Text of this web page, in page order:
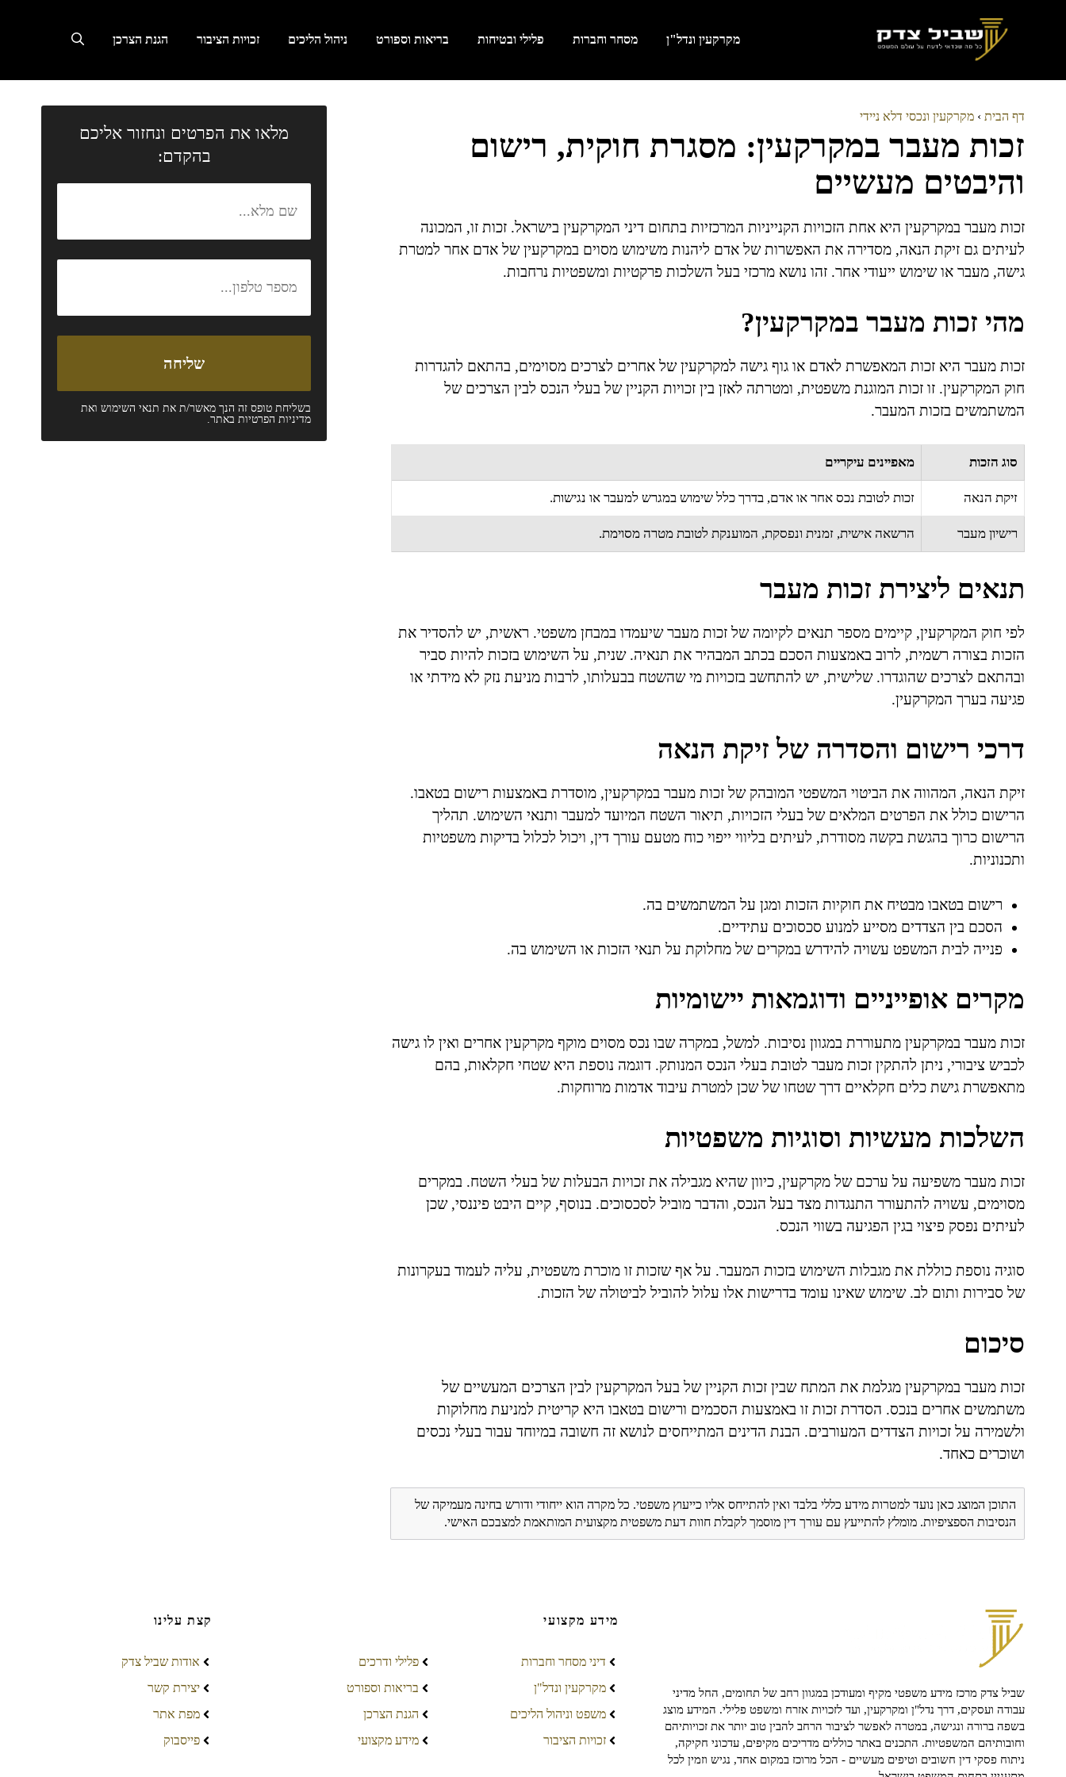
מקרקעין ונדל"ן מסחר וחברות פלילי ובטיחות בריאות וספורט ניהול הליכים זכויות הציבור הגנת הצרכן
דף הבית › מקרקעין ונכסי דלא ניידי
זכות מעבר במקרקעין: מסגרת חוקית, רישום
והיבטים מעשיים
זכות מעבר במקרקעין היא אחת הזכויות הקנייניות המרכזיות בתחום דיני המקרקעין בישראל. זכות זו, המכונה
לעיתים גם זיקת הנאה, מסדירה את האפשרות של אדם ליהנות משימוש מסוים במקרקעין של אדם אחר למטרת
גישה, מעבר או שימוש ייעודי אחר. זהו נושא מרכזי בעל השלכות פרקטיות ומשפטיות נרחבות.
מהי זכות מעבר במקרקעין?
זכות מעבר היא זכות המאפשרת לאדם או גוף גישה למקרקעין של אחרים לצרכים מסוימים, בהתאם להגדרות
חוק המקרקעין. זו זכות המוגנת משפטית, ומטרתה לאזן בין זכויות הקניין של בעלי הנכס לבין הצרכים של
המשתמשים בזכות המעבר.
סוג הזכות מאפיינים עיקריים
זיקת הנאה זכות לטובת נכס אחר או אדם, בדרך כלל שימוש במגרש למעבר או נגישות.
רישיון מעבר הרשאה אישית, זמנית ונפסקת, המוענקת לטובת מטרה מסוימת.
תנאים ליצירת זכות מעבר
לפי חוק המקרקעין, קיימים מספר תנאים לקיומה של זכות מעבר שיעמדו במבחן משפטי. ראשית, יש להסדיר את
הזכות בצורה רשמית, לרוב באמצעות הסכם בכתב המבהיר את תנאיה. שנית, על השימוש בזכות להיות סביר
ובהתאם לצרכים שהוגדרו. שלישית, יש להתחשב בזכויות מי שהשטח בבעלותו, לרבות מניעת נזק לא מידתי או
פגיעה בערך המקרקעין.
דרכי רישום והסדרה של זיקת הנאה
זיקת הנאה, המהווה את הביטוי המשפטי המובהק של זכות מעבר במקרקעין, מוסדרת באמצעות רישום בטאבו.
הרישום כולל את הפרטים המלאים של בעלי הזכויות, תיאור השטח המיועד למעבר ותנאי השימוש. תהליך
הרישום כרוך בהגשת בקשה מסודרת, לעיתים בליווי ייפוי כוח מטעם עורך דין, ויכול לכלול בדיקות משפטיות
ותכנוניות.
רישום בטאבו מבטיח את חוקיות הזכות ומגן על המשתמשים בה.
הסכם בין הצדדים מסייע למנוע סכסוכים עתידיים.
פנייה לבית המשפט עשויה להידרש במקרים של מחלוקת על תנאי הזכות או השימוש בה.
מקרים אופייניים ודוגמאות יישומיות
זכות מעבר במקרקעין מתעוררת במגוון נסיבות. למשל, במקרה שבו נכס מסוים מוקף מקרקעין אחרים ואין לו גישה
לכביש ציבורי, ניתן להתקין זכות מעבר לטובת בעלי הנכס המנותק. דוגמה נוספת היא שטחי חקלאות, בהם
מתאפשרת גישת כלים חקלאיים דרך שטחו של שכן למטרת עיבוד אדמות מרוחקות.
השלכות מעשיות וסוגיות משפטיות
זכות מעבר משפיעה על ערכם של מקרקעין, כיוון שהיא מגבילה את זכויות הבעלות של בעלי השטח. במקרים
מסוימים, עשויה להתעורר התנגדות מצד בעל הנכס, והדבר מוביל לסכסוכים. בנוסף, קיים היבט פיננסי, שכן
לעיתים נפסק פיצוי בגין הפגיעה בשווי הנכס.
סוגיה נוספת כוללת את מגבלות השימוש בזכות המעבר. על אף שזכות זו מוכרת משפטית, עליה לעמוד בעקרונות
של סבירות ותום לב. שימוש שאינו עומד בדרישות אלו עלול להוביל לביטולה של הזכות.
סיכום
זכות מעבר במקרקעין מגלמת את המתח שבין זכות הקניין של בעל המקרקעין לבין הצרכים המעשיים של
משתמשים אחרים בנכס. הסדרת זכות זו באמצעות הסכמים ורישום בטאבו היא קריטית למניעת מחלוקות
ולשמירה על זכויות הצדדים המעורבים. הבנת הדינים המתייחסים לנושא זה חשובה במיוחד עבור בעלי נכסים
ושוכרים כאחד.
התוכן המוצג כאן נועד למטרות מידע כללי בלבד ואין להתייחס אליו כייעוץ משפטי. כל מקרה הוא ייחודי ודורש בחינה מעמיקה של
הנסיבות הספציפיות. מומלץ להתייעץ עם עורך דין מוסמך לקבלת חוות דעת משפטית מקצועית המותאמת למצבכם האישי.
מלאו את הפרטים ונחזור אליכם
בהקדם:
בשליחת טופס זה הנך מאשר/ת את תנאי השימושואת
מדיניות הפרטיותבאתר.
שביל צדק מרכז מידע משפטי מקיף ומעודכן במגוון רחב של תחומים, החל מדיני
עבודה ועסקים, דרך נדל"ן ומקרקעין, ועד לזכויות אזרח ומשפט פלילי. המידע מוצג
בשפה ברורה ונגישה, במטרה לאפשר לציבור הרחב להבין טוב יותר את זכויותיהם
וחובותיהם המשפטיות. התכנים באתר כוללים מדריכים מקיפים, עדכוני חקיקה,
ניתוח פסקי דין חשובים וטיפים מעשיים - הכל מרוכז במקום אחד, נגיש וזמין לכל
מידע מקצועי
דיני מסחר וחברות
מקרקעין ונדל"ן
משפט וניהול הליכים
זכויות הציבור
פלילי ודרכים
בריאות וספורט
הגנת הצרכן
מידע מקצועי
קצת עלינו
אודות שביל צדק
יצירת קשר
מפת אתר
פייסבוק